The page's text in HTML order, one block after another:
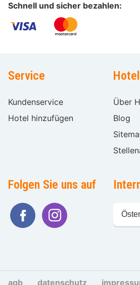
Schnell und sicher bezahlen:
Service
Kundenservice
Hotel hinzufügen
Über
Blog
Folgen Sie uns auf
Sprache
wählen
agb datenschutz